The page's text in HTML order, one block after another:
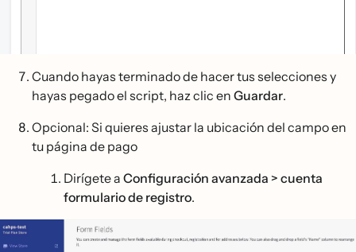
Cuando hayas terminado de hacer tus selecciones y
hayas pegado el script, haz clic en Guardar.
Opcional: Si quieres ajustar la ubicación del campo en
tu página de pago
Dirígete a Configuración avanzada > cuenta
formulario de registro.